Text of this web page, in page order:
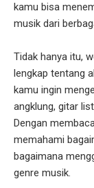
kamu bisa
musik dari
Tidak hanya itu,
lengkap tentang
kamu ingin
angklung, gitar
Dengan
memahami
bagaimana
genre musik.